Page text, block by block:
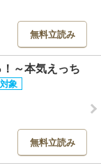
無料立読み
～本気えっち
無料立読み